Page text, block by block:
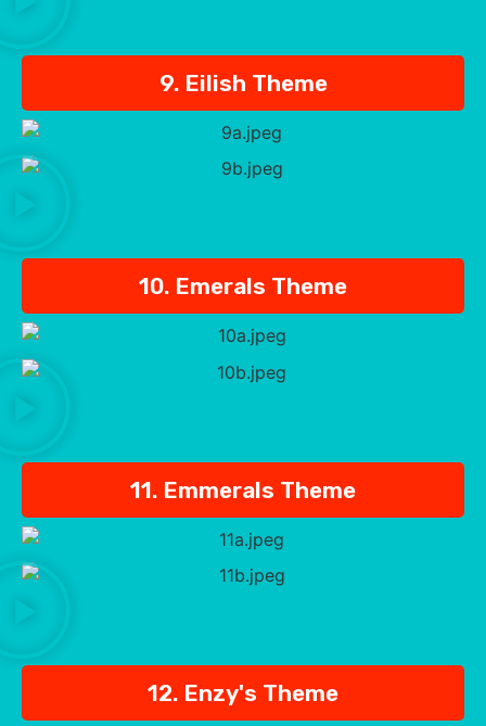
9. Eilish Theme
10. Emerals Theme
11. Emmerals Theme
12. Enzy's Theme